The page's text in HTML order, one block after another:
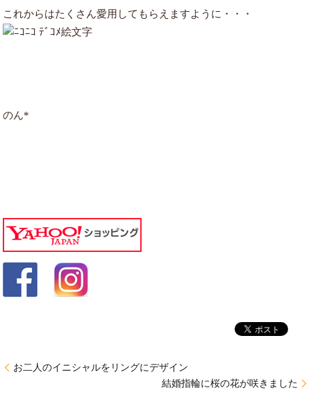
これからはたくさん愛用してもらえますように・・・
のん*
お二人のイニシャルをリングにデザイン
結婚指輪に桜の花が咲きました